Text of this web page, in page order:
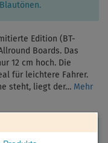
Edition (BT-
Boards. Das
12 cm hoch. Die
für leichtere Fahrer.
steht, liegt der… Mehr